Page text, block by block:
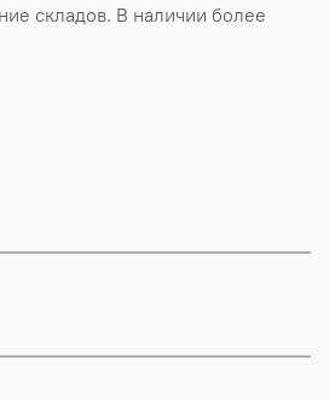
складов. В наличии более